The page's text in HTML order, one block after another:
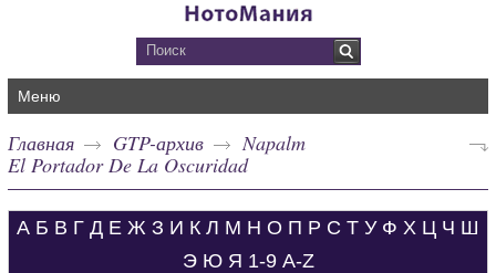
Меню
Главная GTP-архив
Napalm
El Portador De La Oscuridad
А Б В Г Д Е Ж З И К Л М Н О П Р С Т У Ф Х Ц Ч Ш
Э Ю Я 1-9 A-Z